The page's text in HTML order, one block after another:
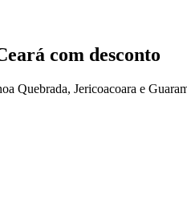
com desconto
Quebrada, Jericoacoara e